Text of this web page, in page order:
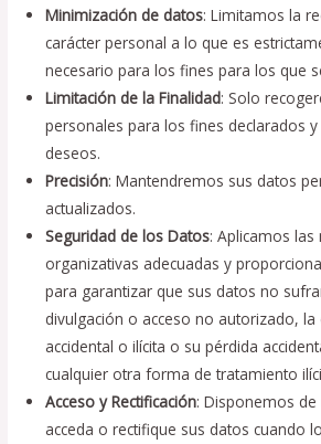
Minimización de datos: Limitamos la
carácter personal a lo que es
necesario para los fines para los que
Limitación de la Finalidad: Solo
personales para los fines declarados
deseos.
Precisión: Mantendremos sus datos
actualizados.
Seguridad de los Datos: Aplicamos las
organizativas adecuadas y
para garantizar que sus datos no
divulgación o acceso no autorizado, la
accidental o ilícita o su pérdida
cualquier otra forma de tratamiento
Acceso y Rectificación: Disponemos
acceda o rectifique sus datos cuando